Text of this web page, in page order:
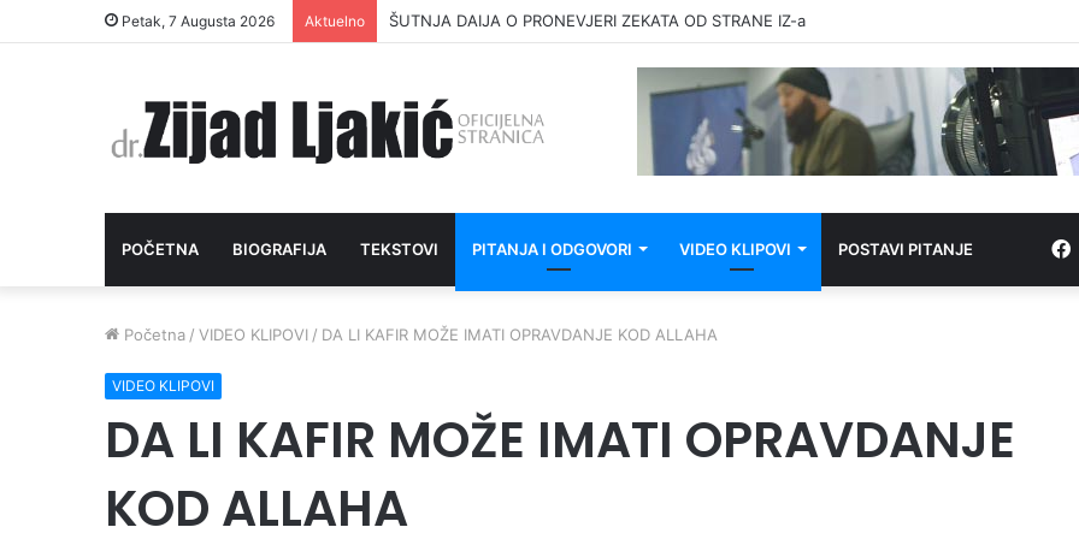
Petak, 7 Augusta 2026 Aktuelno ŠUTNJA DAIJA O PRONEVJERI ZEKATA OD STRANE IZ-a
POČETNA BIOGRAFIJA TEKSTOVI PITANJA I ODGOVORI VIDEO KLIPOVI POSTAVI PITANJE
Početna / VIDEO KLIPOVI / DA LI KAFIR MOŽE IMATI OPRAVDANJE KOD ALLAHA
VIDEO KLIPOVI
DA LI KAFIR MOŽE IMATI OPRAVDANJE
KOD ALLAHA